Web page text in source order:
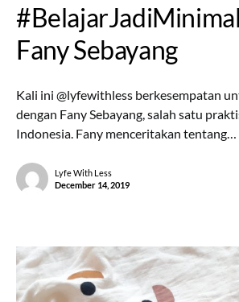
Fany Sebayang
Kali ini @lyfewithless berkesempatan
dengan Fany Sebayang, salah satu
Indonesia. Fany menceritakan tentang…
Lyfe With Less
December 14, 2019